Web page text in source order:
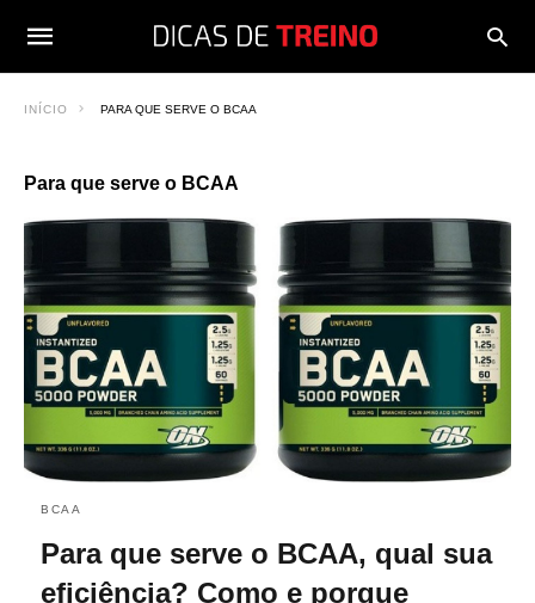
INÍCIO PARA QUE SERVE O BCAA
Para que serve o BCAA
BCAA
Para que serve o BCAA, qual sua
eficiência? Como e porque